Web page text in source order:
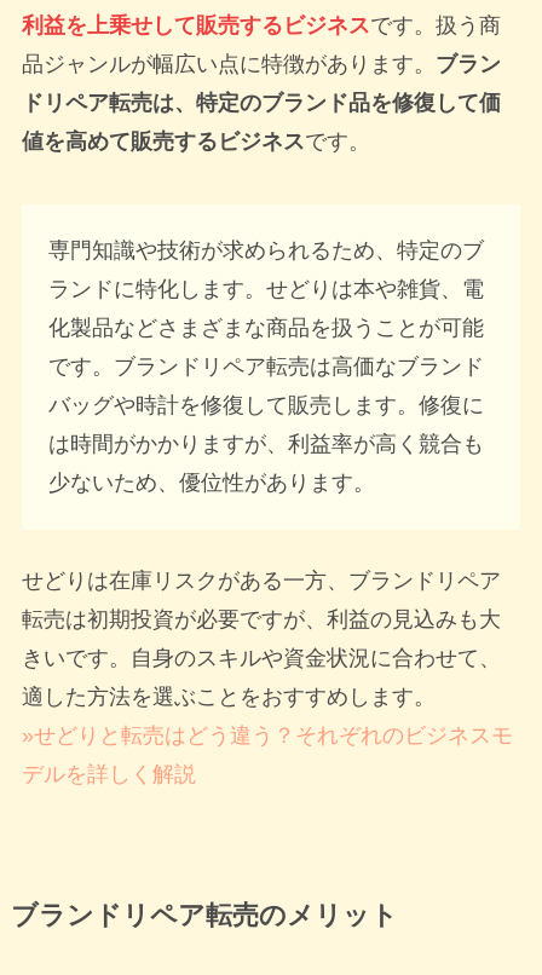
利益を上乗せして販売するビジネスです。扱う商
品ジャンルが幅広い点に特徴があります。 ブラン
ドリペア転売は、特定のブランド品を修復して価
値を高めて販売するビジネスです。
専門知識や技術が求められるため、特定のブ
ランドに特化します。せどりは本や雑貨、電
化製品などさまざまな商品を扱うことが可能
です。ブランドリペア転売は高価なブランド
バッグや時計を修復して販売します。修復に
は時間がかかりますが、利益率が高く競合も
少ないため、優位性があります。
せどりは在庫リスクがある一方、ブランドリペア
転売は初期投資が必要ですが、利益の見込みも大
きいです。自身のスキルや資金状況に合わせて、
適した方法を選ぶことをおすすめします。
»せどりと転売はどう違う？それぞれのビジネスモ
デルを詳しく解説
ブランドリペア転売のメリット